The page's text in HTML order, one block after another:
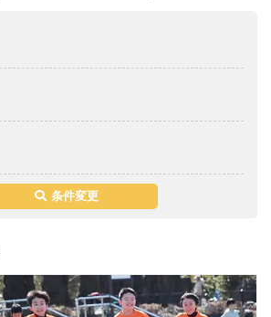
条件変更